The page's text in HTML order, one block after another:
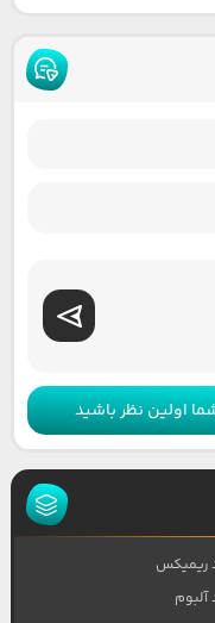
اولین نظر باشید
ریمیکس
آلبوم